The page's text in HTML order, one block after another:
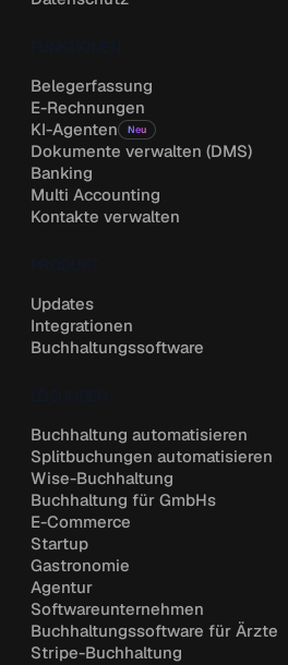
Belegerfassung
E-Rechnungen
KI-Agenten
Neu
Dokumente verwalten (DMS)
Banking
Multi Accounting
Kontakte verwalten
Updates
Integrationen
Buchhaltungssoftware
Buchhaltung automatisieren
Splitbuchungen automatisieren
Wise-Buchhaltung
Buchhaltung für GmbHs
E-Commerce
Startup
Gastronomie
Agentur
Softwareunternehmen
Buchhaltungssoftware für Ärzte
Stripe-Buchhaltung